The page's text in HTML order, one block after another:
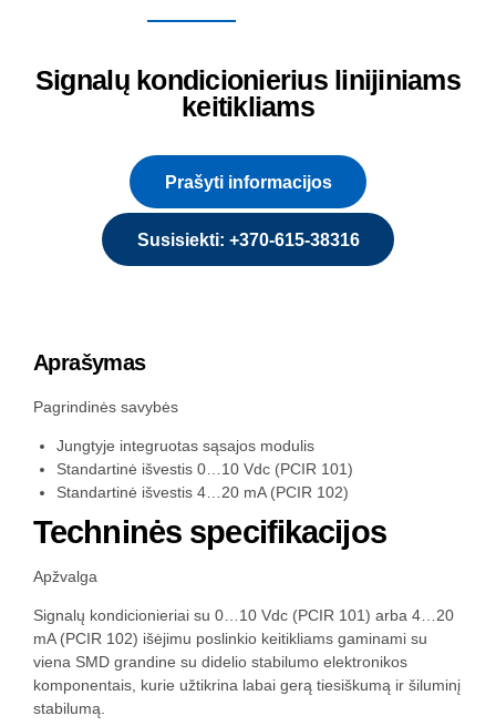
Signalų kondicionierius linijiniams
keitikliams
Prašyti informacijos
Susisiekti: +370-615-38316
Aprašymas
Pagrindinės savybės
Jungtyje integruotas sąsajos modulis
Standartinė išvestis 0…10 Vdc (PCIR 101)
Standartinė išvestis 4…20 mA (PCIR 102)
Techninės specifikacijos
Apžvalga
Signalų kondicionieriai su 0…10 Vdc (PCIR 101) arba 4…20
mA (PCIR 102) išėjimu poslinkio keitikliams gaminami su
viena SMD grandine su didelio stabilumo elektronikos
komponentais, kurie užtikrina labai gerą tiesiškumą ir šiluminį
stabilumą.